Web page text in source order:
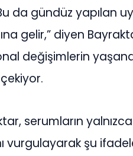
da gündüz yapılan
gelir,” diyen
değişimlerin
serumların
vurgulayarak şu